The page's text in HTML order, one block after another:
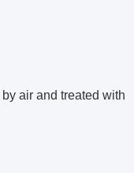
air and treated with